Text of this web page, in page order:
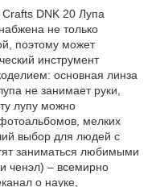
DNK 20 Лупа
не только
поэтому может
инструмент
основная линза
не занимает руки,
лупу можно
мелких
выбор для людей с
заниматься любимыми
ченэл) – всемирно
о науке,